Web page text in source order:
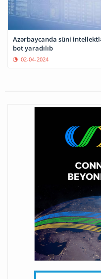
Azərbaycanda süni
bot yaradılıb
02-04-2024